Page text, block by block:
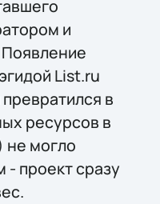
и
List.ru
в
ресурсов в
не могло
проект сразу